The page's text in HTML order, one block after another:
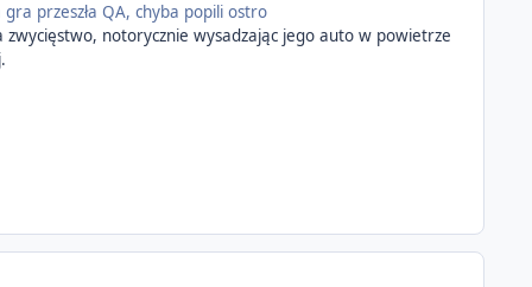
przeszła QA, chyba popili ostro
notorycznie wysadzając jego auto w powietrze